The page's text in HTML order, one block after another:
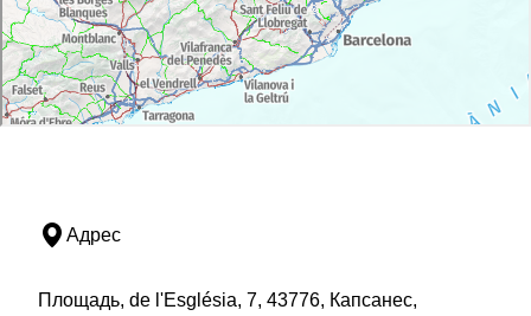
Адрес
Площадь, de l'Església, 7, 43776, Капсанес,